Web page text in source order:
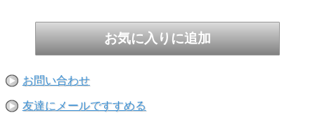
お問い合わせ
友達にメールですすめる